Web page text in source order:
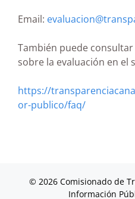
Email:
También puede
sobre la evaluación en el
https://
or-publico/faq/
© 2026 Comisionado de
Información